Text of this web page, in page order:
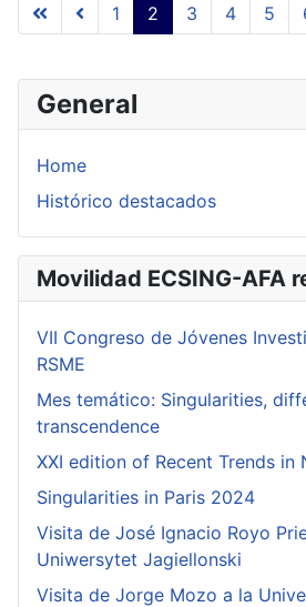
General
Home
Histórico destacados
Movilidad ECSING-AFA
VII Congreso de Jóvenes
RSME
Mes temático: Singularities,
transcendence
XXI edition of Recent Trends in
Singularities in Paris 2024
Visita de José Ignacio Royo
Uniwersytet Jagiellonski
Visita de Jorge Mozo a la
1 2 3 4 5